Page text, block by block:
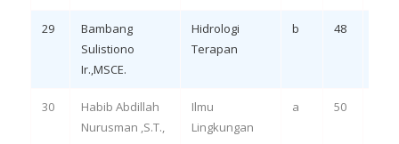
29
Bambang
Sulistiono
Ir.,MSCE.
Hidrologi
Terapan
b 48
30
Habib Abdillah
Nurusman ,S.T.,
Ilmu
Lingkungan
a 50